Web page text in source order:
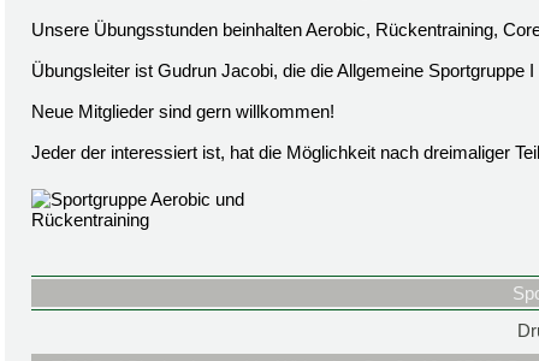
Unsere Übungsstunden beinhalten Aerobic, Rückentraining,
Übungsleiter ist Gudrun Jacobi, die die Allgemeine Sportgruppe
Neue Mitglieder sind gern willkommen!
Jeder der interessiert ist, hat die Möglichkeit nach dreimaliger